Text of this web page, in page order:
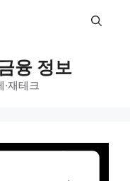
융 정보
·재테크